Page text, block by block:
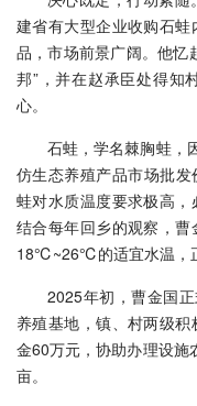
建省有大型企业收购石
品，市场前景广阔。他忆
邦”，并在赵承臣处得知
心。
石蛙，学名棘胸蛙，
仿生态养殖产品市场批
蛙对水质温度要求极高，
结合每年回乡的观察，
18℃~26℃的适宜水温，
2025年初，曹金国
养殖基地，镇、村两级
金60万元，协助办理设施
亩。